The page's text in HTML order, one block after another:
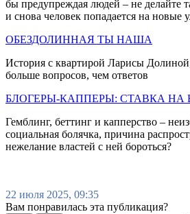
бы предупреждая людей – не делайте
и снова человек попадается на новые
ОБЕЗДОЛИННАЯ ТЫ НАША
История с квартирой Ларисы
больше вопросов, чем ответов
БЛОГЕРЫ-КАППЕРЫ: СТАВКА
Гемблинг, беттинг и капперство –
социальная болячка, причина
нежелание властей с ней бороться?
22 июля 2025, 09:35
Вам понравилась эта публикация?